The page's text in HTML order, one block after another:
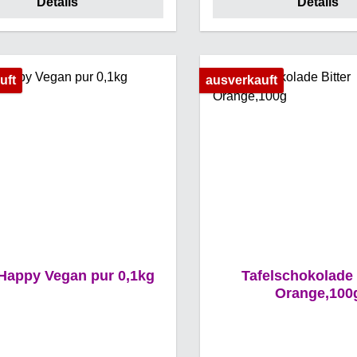
Sorgfalt und aus besten
Design gestaltet
zeigt den klassischen
Marzipan, und feinen
erleben Sie die
Gaumen mit jedem
lassen Sie sich von
Genüssen in eine
Tafel Happy Vegan pur 0,1kg
ausverkauft